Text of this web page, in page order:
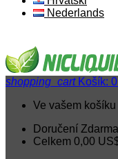
Nederlands
shopping_cart Košík: 0
Ve vašem
Doručení Zdarma
Celkem 0,00